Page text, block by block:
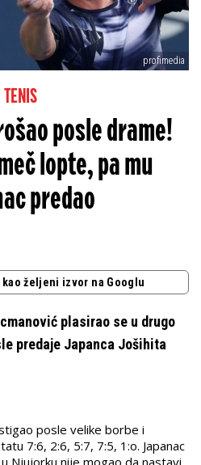
profimedia
TENIS
posle drame!
lopte, pa mu
predao
kao željeni izvor na Googlu
plasirao se u drugo
predaje Japanca Jošihita
posle velike borbe i
7:6, 2:6, 5:7, 7:5, 1:o. Japanac